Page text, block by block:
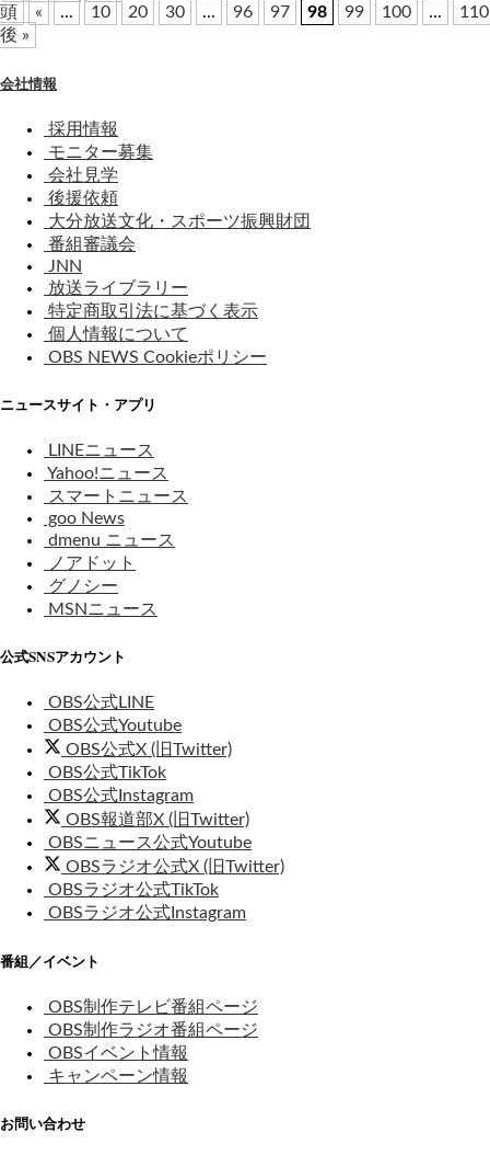
頭
« ... 10 20 30 ... 96 97 98 99 100 ...
110
後 »
会社情報
採用情報
モニター募集
会社見学
後援依頼
大分放送文化・スポーツ振興財団
番組審議会
JNN
放送ライブラリー
特定商取引法に基づく表示
個人情報について
OBS NEWS Cookieポリシー
ニュースサイト・アプリ
LINEニュース
Yahoo!ニュース
スマートニュース
goo News
dmenu ニュース
ノアドット
グノシー
MSNニュース
公式SNSアカウント
OBS公式LINE
OBS公式Youtube
OBS公式X (旧Twitter)
OBS公式TikTok
OBS公式Instagram
OBS報道部X (旧Twitter)
OBSニュース公式Youtube
OBSラジオ公式X (旧Twitter)
OBSラジオ公式TikTok
OBSラジオ公式Instagram
番組／イベント
OBS制作テレビ番組ページ
OBS制作ラジオ番組ページ
OBSイベント情報
キャンペーン情報
お問い合わせ